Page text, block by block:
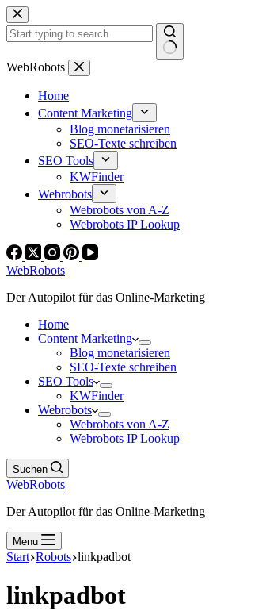
Zum
Inhalt
springen
Keine
WebRobots
Home
Content Marketing
Blog monetarisieren
SEO-Texte schreiben
SEO Tools
KWFinder
Webrobots
Webrobots von A-Z
Webrobots IP Lookup
WebRobots
Der Autopilot für das Online-Marketing
Home
Content Marketing
Blog monetarisieren
SEO-Texte schreiben
SEO Tools
KWFinder
Webrobots
Webrobots von A-Z
Webrobots IP Lookup
Suchen
WebRobots
Der Autopilot für das Online-Marketing
Menu
Start Robots linkpadbot
linkpadbot